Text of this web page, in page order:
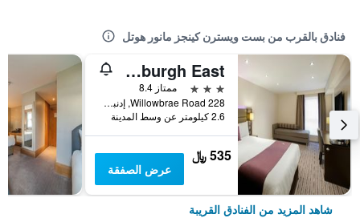
فنادق بالقرب من بست ويسترن كينجز مانور هوتل
Premier Inn Edinburgh East
3 نجوم
ممتاز 8.4
228 Willowbrae Road, إدنبرغ, المملكة المتحدة
2.6 كيلومتر عن وسط المدينة
535 ﷼
عرض الصفقة
شاهد المزيد من الفنادق القريبة